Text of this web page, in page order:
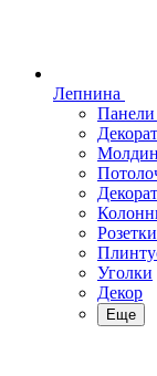
Лепнина
Панели
Уголки
Декор
Еще